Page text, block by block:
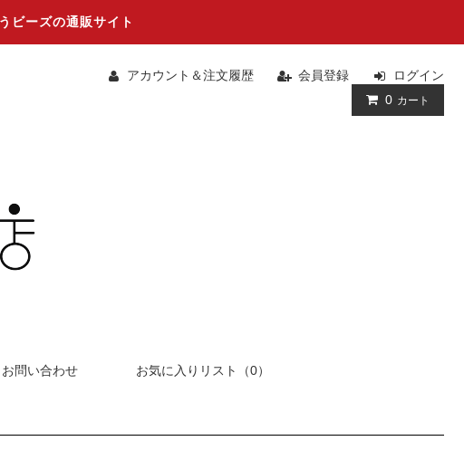
ビーズの通販サイト
アカウント＆注文履歴 会員登録
ログイン
0 カート
お問い合わせ お気に入りリスト（0）